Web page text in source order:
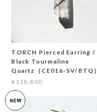
TORCH Pierced Earring /
Black Tourmaline
Quartz（CE016-SV/BTQ）
¥118,800